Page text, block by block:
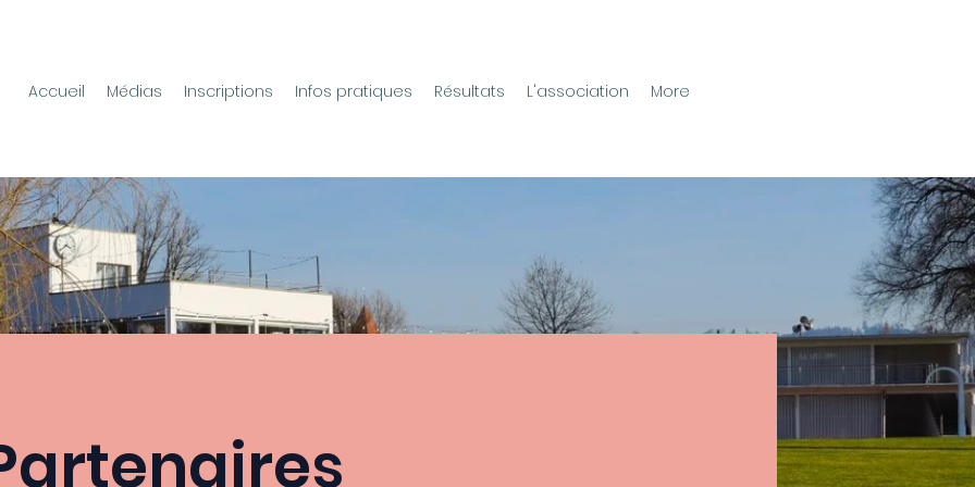
Accueil Médias Inscriptions Infos pratiques Résultats L'association More